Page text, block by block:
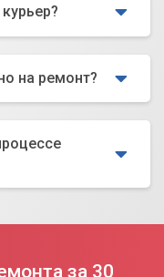
на ремонт?
за 30